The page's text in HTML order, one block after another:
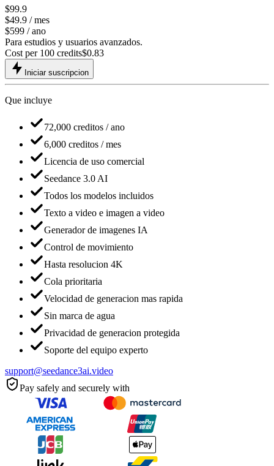
$99.9
$49.9 / mes
$599 / ano
Para estudios y usuarios avanzados.
Cost per 100 credits$0.83
Iniciar suscripcion
Que incluye
72,000 creditos / ano
6,000 creditos / mes
Licencia de uso comercial
Seedance 3.0 AI
Todos los modelos incluidos
Texto a video e imagen a video
Generador de imagenes IA
Control de movimiento
Hasta resolucion 4K
Cola prioritaria
Velocidad de generacion mas rapida
Sin marca de agua
Privacidad de generacion protegida
Soporte del equipo experto
support@seedance3ai.video
Pay safely and securely with